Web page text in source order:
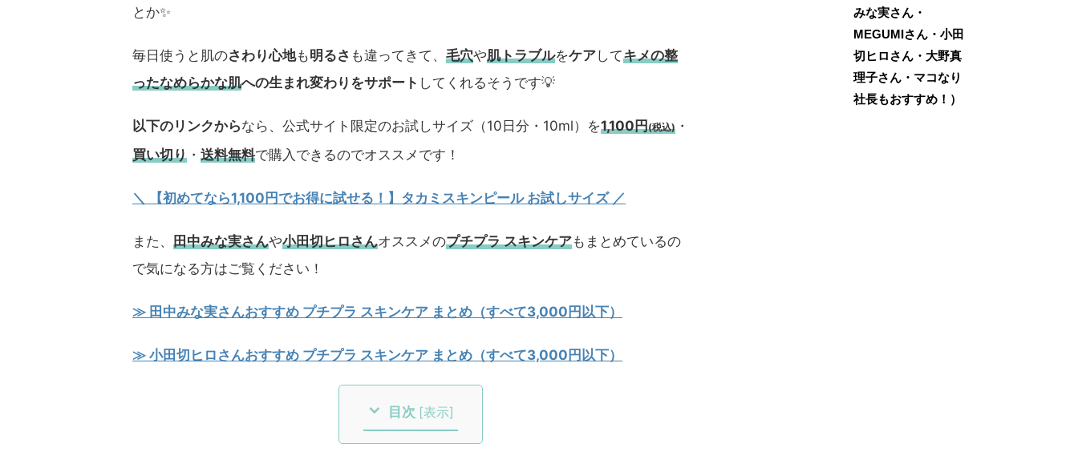
とか✨
毎日使うと肌のさわり心地も明るさ も違ってきて、 毛穴や肌トラブルをケアしてキメの整
ったなめらかな肌への生まれ変わりをサポート してくれるそうです💡
以下のリンクからなら、公式サイト限定のお試しサイズ（10日分・10ml）を1,100円(税込) ・
買い切り ・ 送料無料で購入できるのでオススメです！
＼ 【初めてなら1,100円でお得に試せる！】タカミスキンピール お試しサイズ／
また、 田中みな実さんや小田切ヒロさんオススメのプチプラ スキンケアもまとめているの
で気になる方はご覧ください！
≫ 田中みな実さんおすすめ プチプラ スキンケア まとめ（すべて3,000円以下）
≫ 小田切ヒロさんおすすめ プチプラ スキンケア まとめ（すべて3,000円以下）
目次 [表示]
みな実さん・
MEGUMIさん・小田
切ヒロさん・大野真
理子さん・マコなり
社長もおすすめ！）